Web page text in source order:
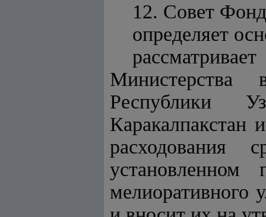
12. Совет
определяет
Министерства
Республики
Каракалпакстан
расходования
установленном
мелиоративного